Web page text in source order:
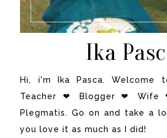
Ika
Hi, i'm Ika Pasca. Welcome
Teacher ❤ Blogger ❤ Wife
Plegmatis. Go on and take a
you love it as much as I did!